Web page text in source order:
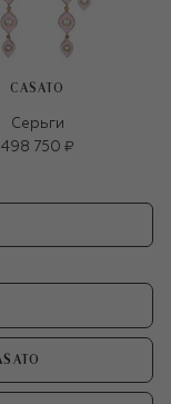
CASATO
Серьги
498 750 ₽